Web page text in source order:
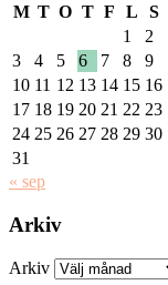
M T O T F L
S
1
2
3
4 5 6 7 8
9
10 11 12 13 14 15 16
17 18 19 20 21 22 23
24 25 26 27 28 29 30
31
« sep
Arkiv
Arkiv